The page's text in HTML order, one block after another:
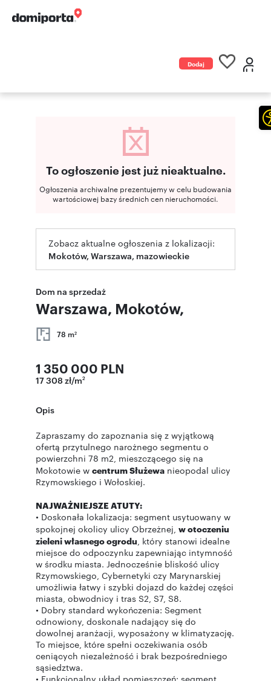
Dodaj
To ogłoszenie jest już nieaktualne.
Ogłoszenia archiwalne prezentujemy w celu budowania
wartościowej bazy średnich cen nieruchomości.
Zobacz aktualne ogłoszenia z lokalizacji:
Mokotów, Warszawa, mazowieckie
Dom na sprzedaż
Warszawa, Mokotów,
78 m2
1 350 000 PLN
17 308 zł/m2
Opis
Zapraszamy do zapoznania się z wyjątkową
ofertą przytulnego narożnego segmentu o
powierzchni 78 m2, mieszczącego się na
Mokotowie w centrum Służewa nieopodal ulicy
Rzymowskiego i Wołoskiej.
NAJWAŻNIEJSZE ATUTY:
• Doskonała lokalizacja: segment usytuowany w
spokojnej okolicy ulicy Obrzeżnej, w otoczeniu
zieleni własnego ogrodu, który stanowi idealne
miejsce do odpoczynku zapewniając intymność
w środku miasta. Jednocześnie bliskość ulicy
Rzymowskiego, Cybernetyki czy Marynarskiej
umożliwia łatwy i szybki dojazd do każdej części
miasta, obwodnicy i tras S2, S7, S8.
• Dobry standard wykończenia: Segment
odnowiony, doskonale nadający się do
dowolnej aranżacji, wyposażony w klimatyzację.
To miejsce, które spełni oczekiwania osób
ceniących niezależność i brak bezpośredniego
sąsiedztwa.
• Funkcjonalny układ pomieszczeń: segment